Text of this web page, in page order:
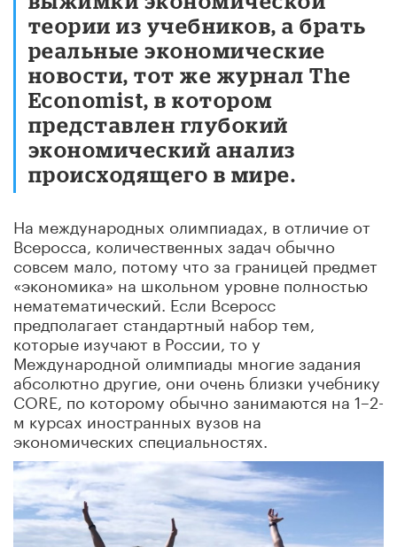
теории из учебников, а брать
реальные экономические
новости, тот же журнал The
Economist, в котором
представлен глубокий
экономический анализ
происходящего в мире.
На международных олимпиадах, в отличие от
Всеросса, количественных задач обычно
совсем мало, потому что за границей предмет
«экономика» на школьном уровне полностью
нематематический. Если Всеросс
предполагает стандартный набор тем,
которые изучают в России, то у
Международной олимпиады многие задания
абсолютно другие, они очень близки учебнику
CORE, по которому обычно занимаются на 1–2-
м курсах иностранных вузов на
экономических специальностях.